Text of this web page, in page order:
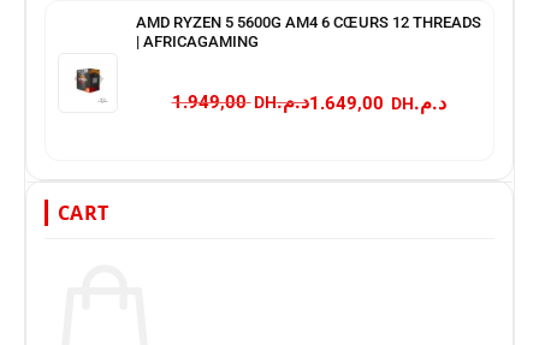
AMD RYZEN 5 5600G AM4 6 CŒURS 12 THREADS
| AFRICAGAMING
د.م. 1.949,00 د.م.
CART